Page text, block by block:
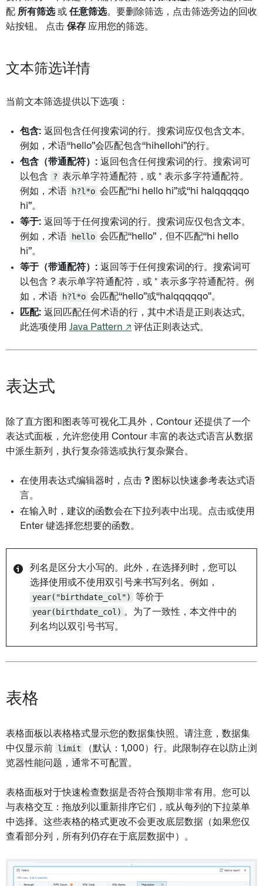
配 所有筛选或 任意筛选。要删除筛选，点击筛选旁边的回收
站按钮。 点击 保存 应用您的筛选。
文本筛选详情
当前文本筛选提供以下选项：
包含: 返回包含任何搜索词的行。搜索词应仅包含文本。
例如，术语“hello”会匹配包含“hihellohi”的行。
包含（带通配符）: 返回包含任何搜索词的行。搜索词可
以包含
? 表示单字符通配符，或 * 表示多字符通配符。
例如，术语 h?l*o 会匹配“hi hello hi”或“hi halqqqqqo
hi”。
等于: 返回等于任何搜索词的行。搜索词应仅包含文本。
例如，术语 hello 会匹配“hello”，但不匹配“hi hello
hi”。
等于（带通配符）: 返回等于任何搜索词的行。搜索词可
以包含 ? 表示单字符通配符，或 * 表示多字符通配符。例
如，术语 h?l*o 会匹配“hello”或“halqqqqqo”。
匹配: 返回匹配任何术语的行，其中术语是正则表达式。
此选项使用 Java Pattern ↗ 评估正则表达式。
表达式
除了直方图和图表等可视化工具外，Contour 还提供了一个
表达式面板，允许您使用 Contour 丰富的表达式语言从数据
中派生新列，执行复杂筛选或执行复杂聚合。
在使用表达式编辑器时，点击 ? 图标以快速参考表达式语
言。
在输入时，建议的函数会在下拉列表中出现。点击或使用
Enter 键选择您想要的函数。
列名是区分大小写的。此外，在选择列时，您可以
选择使用或不使用双引号来书写列名。例如，
year("birthdate_col")
等价于
year(birthdate_col) 。为了一致性，本文件中的
列名均以双引号书写。
表格
表格面板以表格格式显示您的数据集快照。请注意，数据集
中仅显示前 limit
（默认：1,000）行。此限制存在以防止浏
览器性能问题，通常不可配置。
表格面板对于快速检查数据是否符合预期非常有用。您可以
与表格交互：拖放列以重新排序它们，或从每列的下拉菜单
中选择。这些表格的格式更改不会更改底层数据（如果您仅
查看部分列，所有列仍存在于底层数据中）。